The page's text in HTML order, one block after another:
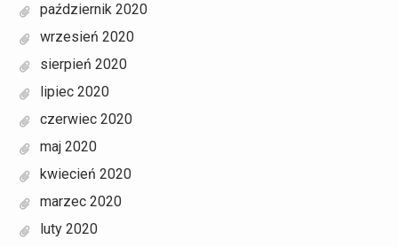
październik 2020
wrzesień 2020
sierpień 2020
lipiec 2020
czerwiec 2020
maj 2020
kwiecień 2020
marzec 2020
luty 2020